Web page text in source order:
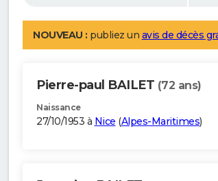
NOUVEAU : publiez un avis de décès
Pierre-paul BAILET (72 ans)
Naissance
27/10/1953 à Nice (Alpes-Maritimes)